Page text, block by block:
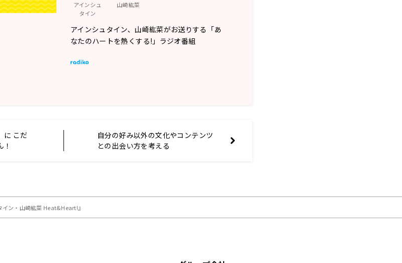
アインシュ
タイン
山崎紘菜
アインシュタイン、山崎紘菜がお送りする「あ
なたのハートを熱くする!」ラジオ番組
に こだ
自分の好み以外の文化やコンテンツ
との出会い方を考える
ン・山崎紘菜 Heat&Heart!』